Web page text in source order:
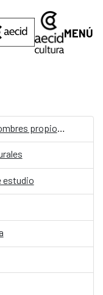
MENÚ
estudio